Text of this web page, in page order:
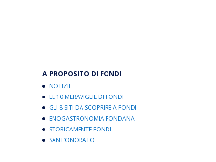
A PROPOSITO DI FONDI
NOTIZIE
LE 10 MERAVIGLIE DI FONDI
GLI 8 SITI DA SCOPRIRE A FONDI
ENOGASTRONOMIA FONDANA
STORICAMENTE FONDI
SANT’ONORATO